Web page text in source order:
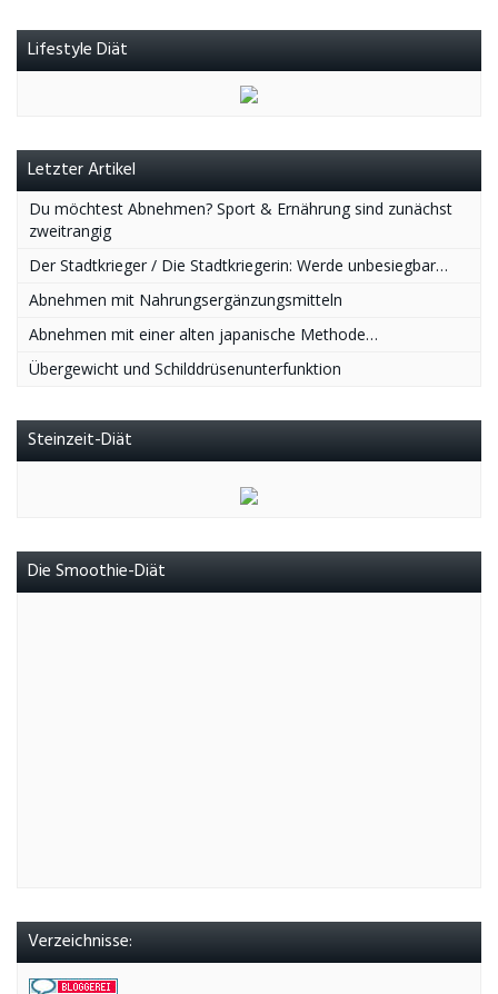
Lifestyle Diät
Letzter Artikel
Du möchtest Abnehmen? Sport & Ernährung sind zunächst
zweitrangig
Der Stadtkrieger / Die Stadtkriegerin: Werde unbesiegbar…
Abnehmen mit Nahrungsergänzungsmitteln
Abnehmen mit einer alten japanische Methode…
Übergewicht und Schilddrüsenunterfunktion
Steinzeit-Diät
Die Smoothie-Diät
Verzeichnisse: